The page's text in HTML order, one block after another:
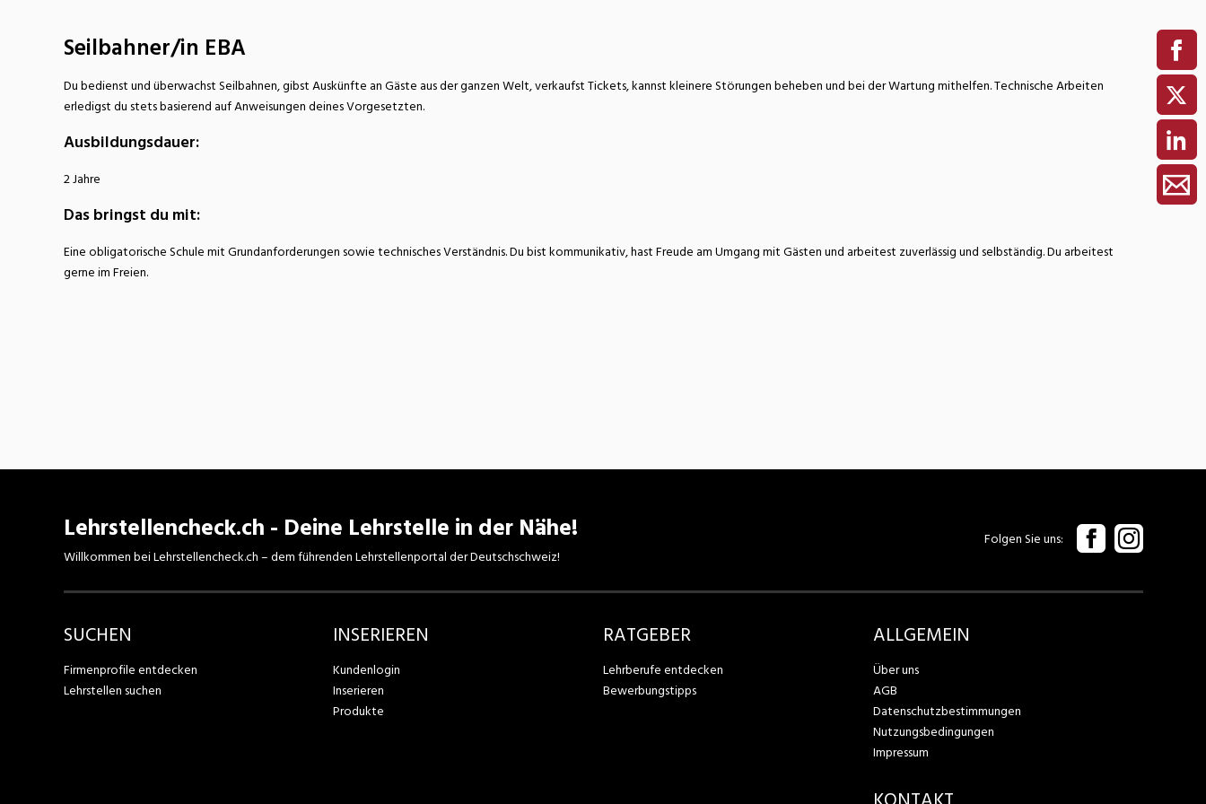
Wirtschaft/Verwaltung
Seilbahner/in EBA
Du bedienst und überwachst Seilbahnen, gibst Auskünfte an Gäste aus der ganzen Welt, verkaufst Tickets, kannst kleinere Störungen beheben und bei der Wartung mithelfen. Technische Arbeiten
erledigst du stets basierend auf Anweisungen deines Vorgesetzten.
Ausbildungsdauer:
2 Jahre
Das bringst du mit:
Eine obligatorische Schule mit Grundanforderungen sowie technisches Verständnis. Du bist kommunikativ, hast Freude am Umgang mit Gästen und arbeitest zuverlässig und selbständig. Du arbeitest
gerne im Freien.
Lehrstellencheck.ch - Deine Lehrstelle in der Nähe!
Willkommen bei Lehrstellencheck.ch – dem führenden Lehrstellenportal der Deutschschweiz!
Folgen Sie uns
SUCHEN
Firmenprofile entdecken
Lehrstellen suchen
INSERIEREN
Kundenlogin
Inserieren
Produkte
RATGEBER
Lehrberufe entdecken
Bewerbungstipps
ALLGEMEIN
Über uns
AGB
Datenschutzbestimmungen
Nutzungsbedingungen
Impressum